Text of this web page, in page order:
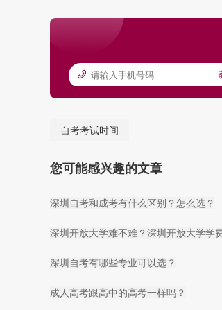
自考考试时间
您可能感兴趣的文章
深圳自考和成考有什么区别？怎么选？
深圳开放大学难不难？深圳开放大学学
深圳自考有哪些专业可以选？
成人高考跟高中的高考一样吗？